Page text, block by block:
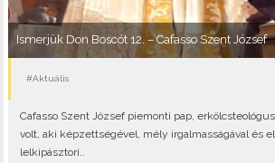
Ismerjük Don Boscót 12. – Cafasso Szent József
#Aktuális
Cafasso Szent József piemonti pap,
volt, aki képzettségével, mély irgalmasságával és
lelkipásztori..